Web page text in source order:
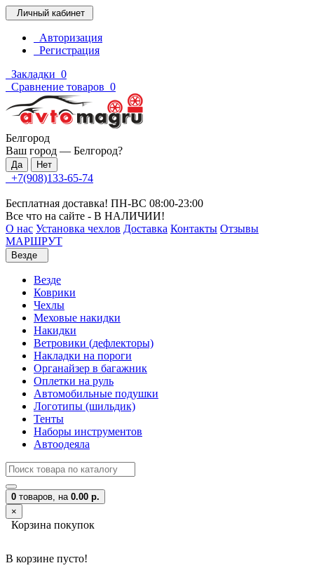
Личный кабинет
Авторизация
Регистрация
Закладки 0
Сравнение товаров 0
Белгород
Ваш город — Белгород?
+7(908)133-65-74
Бесплатная доставка! ПН-ВС 08:00-23:00
Все что на сайте - В НАЛИЧИИ!
О нас Установка чехлов Доставка Контакты Отзывы
МАРШРУТ
Везде
Везде
Коврики
Чехлы
Меховые накидки
Накидки
Ветровики (дефлекторы)
Накладки на пороги
Органайзер в багажник
Оплетки на руль
Автомобильные подушки
Логотипы (шильдик)
Тенты
Наборы инструментов
Автоодеяла
0 товаров, на 0.00 р.
×
Корзина покупок
В корзине пусто!